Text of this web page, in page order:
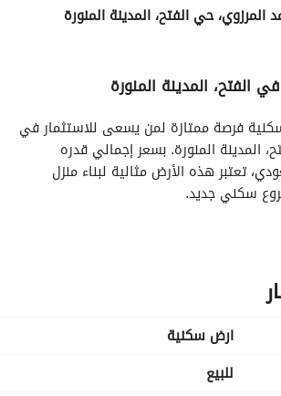
المرزوي، حي الفتح، المدينة المنورة
معلومات ترخيص الإعلان
الفتح، المدينة المنورة
سكني جديد.
المنورة
ارض سكنية
للبيع